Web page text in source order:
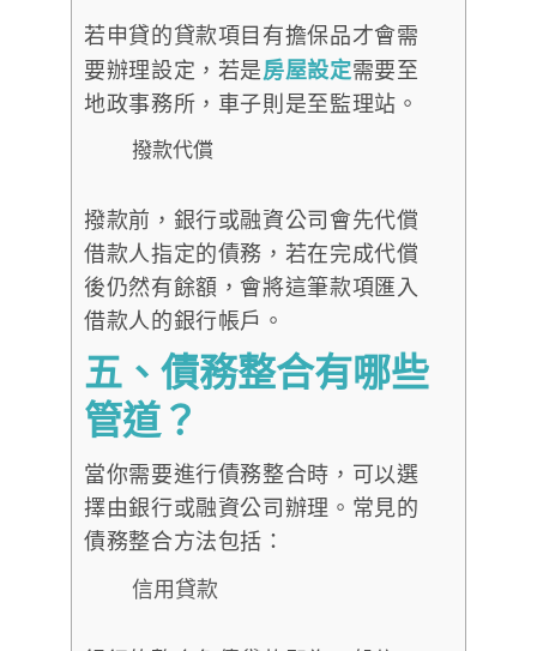
若申貸的貸款項目有擔保品才會需
要辦理設定，若是房屋設定需要至
地政事務所，車子則是至監理站。
撥款代償
撥款前，銀行或融資公司會先代償
借款人指定的債務，若在完成代償
後仍然有餘額，會將這筆款項匯入
借款人的銀行帳戶。
五、債務整合有哪些
管道？
當你需要進行債務整合時，可以選
擇由銀行或融資公司辦理。常見的
債務整合方法包括：
信用貸款